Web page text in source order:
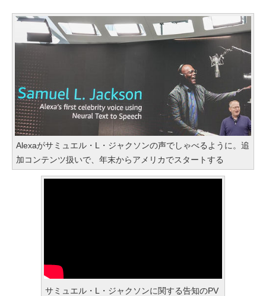
Alexaがサミュエル・L・ジャクソンの声でしゃべるように。追
加コンテンツ扱いで、年末からアメリカでスタートする
サミュエル・L・ジャクソンに関する告知のPV